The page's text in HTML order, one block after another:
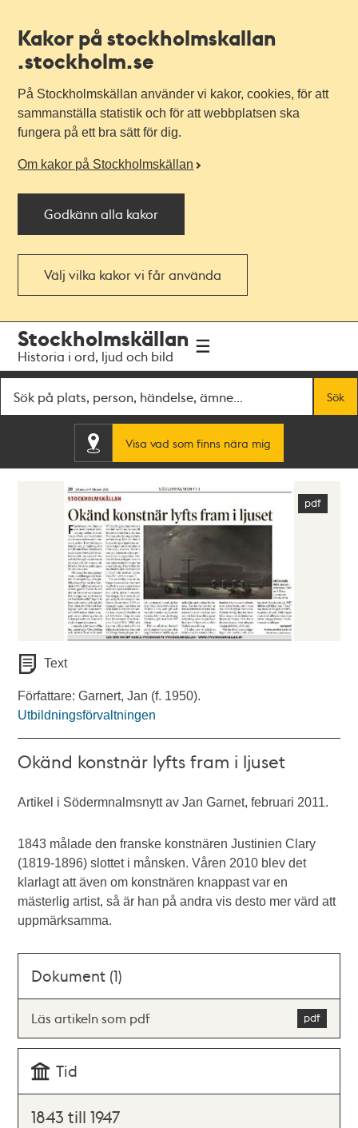
Kakor på stockholmskallan
.stockholm.se
På Stockholmskällan använder vi kakor, cookies, för att
sammanställa statistik och för att webbplatsen ska
fungera på ett bra sätt för dig.
Om kakor på Stockholmskällan
Godkänn alla kakor
Välj vilka kakor vi får använda
navigationen
huvudinnehållet
Stockholmskällan
Historia i ord, ljud och bild
Sök
Visa vad som finns nära mig
Text
Författare: Garnert, Jan (f. 1950).
Utbildningsförvaltningen
Okänd konstnär lyfts fram i ljuset
Artikel i Södermnalmsnytt av Jan Garnet, februari 2011.
1843 målade den franske konstnären Justinien Clary
(1819-1896) slottet i månsken. Våren 2010 blev det
klarlagt att även om konstnären knappast var en
mästerlig artist, så är han på andra vis desto mer värd att
uppmärksamma.
Dokument (1)
Läs artikeln som pdf
Tid
1843 till 1947